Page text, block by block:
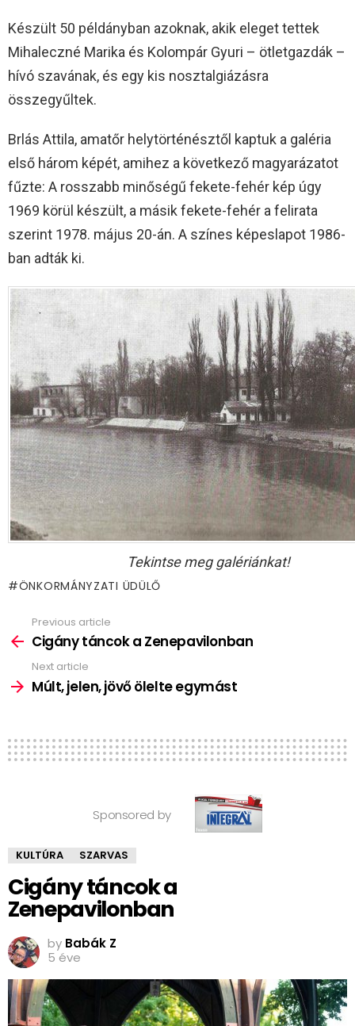
Készült 50 példányban azoknak, akik eleget tettek
Mihaleczné Marika és Kolompár Gyuri – ötletgazdák –
hívó szavának, és egy kis nosztalgiázásra
összegyűltek.
Brlás Attila, amatőr helytörténésztől kaptuk a galéria
első három képét, amihez a következő magyarázatot
fűzte: A rosszabb minőségű fekete-fehér kép úgy
1969 körül készült, a másik fekete-fehér a felirata
szerint 1978. május 20-án. A színes képeslapot 1986-
ban adták ki.
Tekintse meg galériánkat!
ÖNKORMÁNYZATI ÜDÜLŐ
more
Previous article
Cigány táncok a Zenepavilonban
Next article
Múlt, jelen, jövő ölelte egymást
Sponsored by
KULTÚRA SZARVAS
Cigány táncok a
Zenepavilonban
by Babák Z
5 éve